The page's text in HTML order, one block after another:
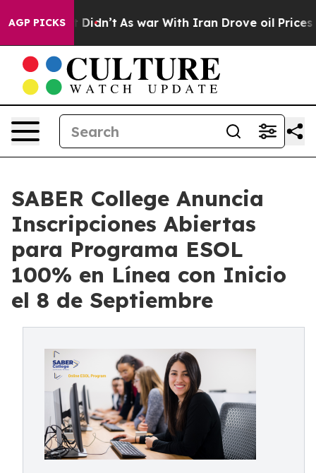
AGP PICKS
it Didn’t As war With Iran Drove oil Prices Higher,
SABER College Anuncia
Inscripciones Abiertas
para Programa ESOL
100% en Línea con Inicio
el 8 de Septiembre